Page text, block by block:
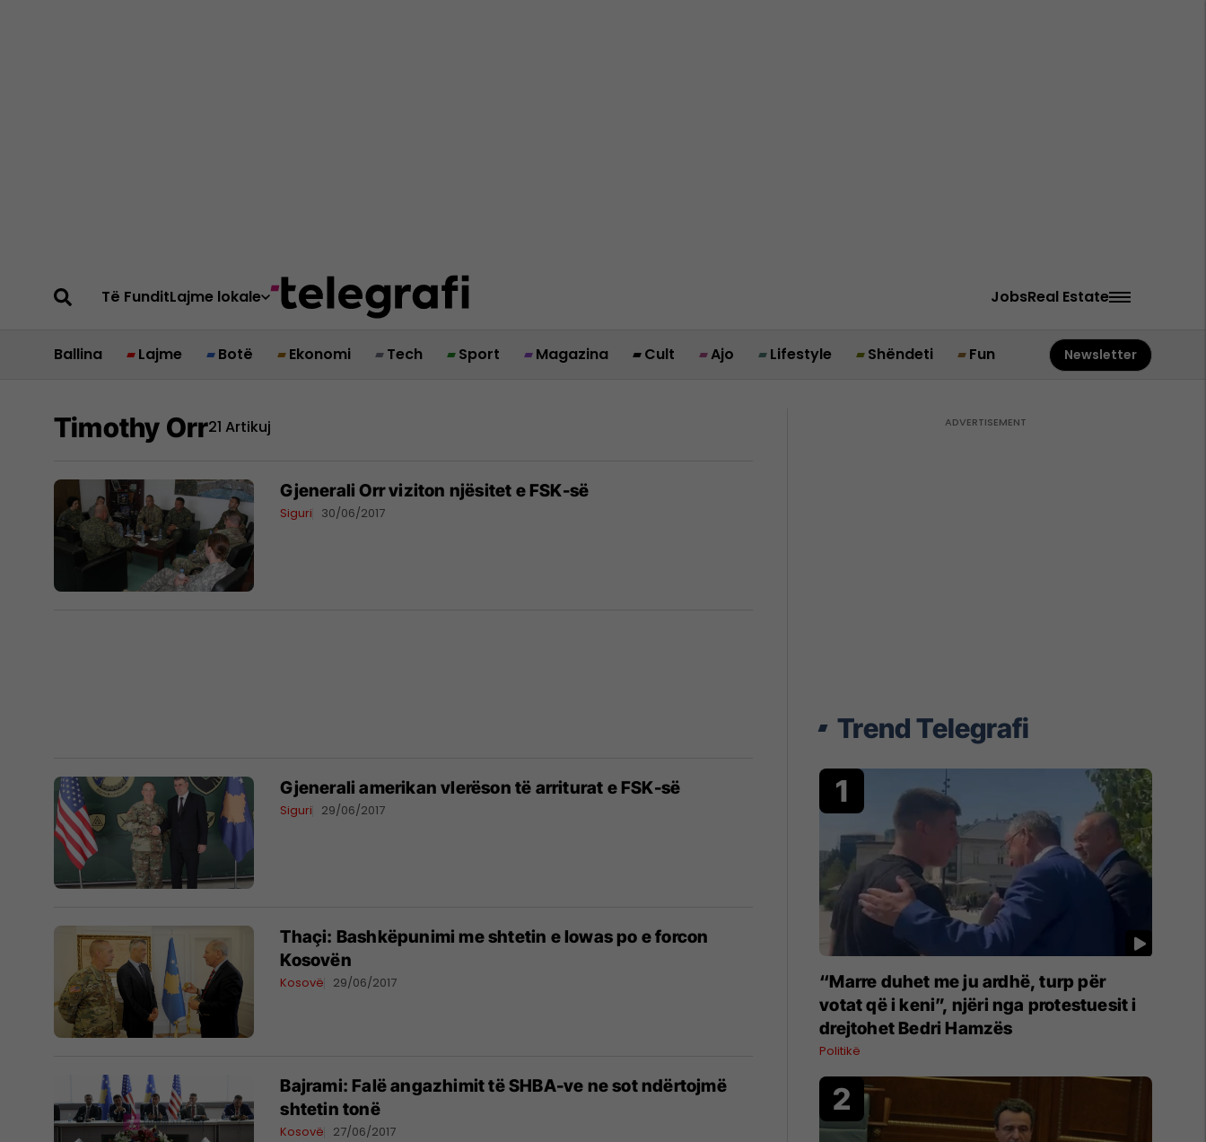
Të FunditLajme lokale JobsReal Estate
Ballina Lajme Botë Ekonomi Tech Sport Magazina Cult Ajo Lifestyle Shëndeti Fun Newsletter
Timothy Orr21 Artikuj
Gjenerali Orr viziton njësitet e FSK-së
Siguri 30/06/2017
Gjenerali amerikan vlerëson të arriturat e FSK-së
Siguri 29/06/2017
Thaçi: Bashkëpunimi me shtetin e Iowas po e forcon
Kosovën
Kosovë 29/06/2017
Bajrami: Falë angazhimit të SHBA-ve ne sot ndërtojmë
shtetin tonë
Kosovë 27/06/2017
Trend Telegrafi
“Marre duhet me ju ardhë, turp për
votat që i keni”, njëri nga protestuesit i
drejtohet Bedri Hamzës
Politikë